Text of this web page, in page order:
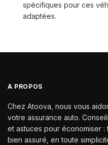
spécifiques pour ces
adaptées.
A PROPOS
Chez Atoova, nous vous
votre assurance auto.
et astuces pour économiser
bien assuré, en toute